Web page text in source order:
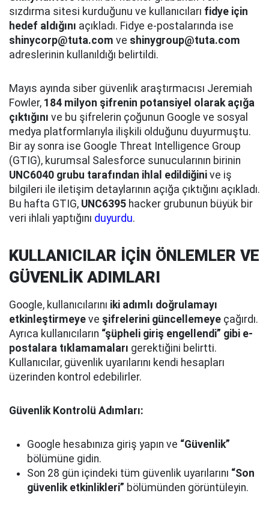
sızdırma sitesi kurduğunu ve kullanıcıları fidye için
hedef aldığını açıkladı. Fidye e-postalarında ise
shinycorp@tuta.com ve shinygroup@tuta.com
adreslerinin kullanıldığı belirtildi.
Mayıs ayında siber güvenlik araştırmacısı Jeremiah
Fowler, 184 milyon şifrenin potansiyel olarak açığa
çıktığını ve bu şifrelerin çoğunun Google ve sosyal
medya platformlarıyla ilişkili olduğunu duyurmuştu.
Bir ay sonra ise Google Threat Intelligence Group
(GTIG), kurumsal Salesforce sunucularının birinin
UNC6040 grubu tarafından ihlal edildiğini ve iş
bilgileri ile iletişim detaylarının açığa çıktığını açıkladı.
Bu hafta GTIG, UNC6395 hacker grubunun büyük bir
veri ihlali yaptığını duyurdu.
KULLANICILAR İÇİN ÖNLEMLER VE
GÜVENLİK ADIMLARI
Google, kullanıcılarını iki adımlı doğrulamayı
etkinleştirmeye ve şifrelerini güncellemeye çağırdı.
Ayrıca kullanıcıların “şüpheli giriş engellendi” gibi e-
postalara tıklamamaları gerektiğini belirtti.
Kullanıcılar, güvenlik uyarılarını kendi hesapları
üzerinden kontrol edebilirler.
Güvenlik Kontrolü Adımları:
Google hesabınıza giriş yapın ve “Güvenlik”
bölümüne gidin.
Son 28 gün içindeki tüm güvenlik uyarılarını “Son
güvenlik etkinlikleri” bölümünden görüntüleyin.